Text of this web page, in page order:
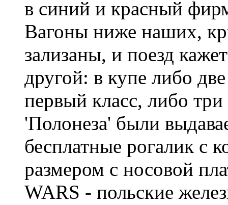
в синий и красный
Вагоны ниже наших,
зализаны, и поезд
другой: в купе либо
первый класс, либо
'Полонеза' были
бесплатные рогалик с
размером с носовой
WARS - польские